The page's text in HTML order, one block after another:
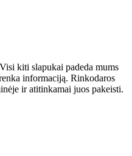
kiti slapukai padeda mums
informaciją. Rinkodaros
ir atitinkamai juos pakeisti.